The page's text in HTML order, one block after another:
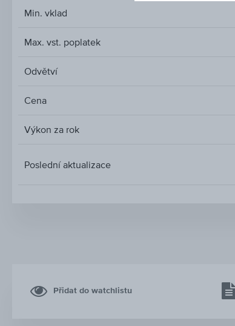
Min. vklad
Max. vst. poplatek
Odvětví
Cena
Výkon za rok
Poslední aktualizace
Přidat do watchlistu